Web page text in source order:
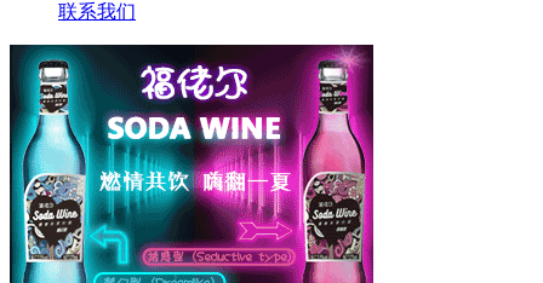
联系我们